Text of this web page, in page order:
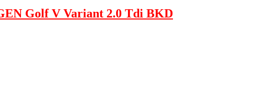
Golf V Variant 2.0 Tdi BKD